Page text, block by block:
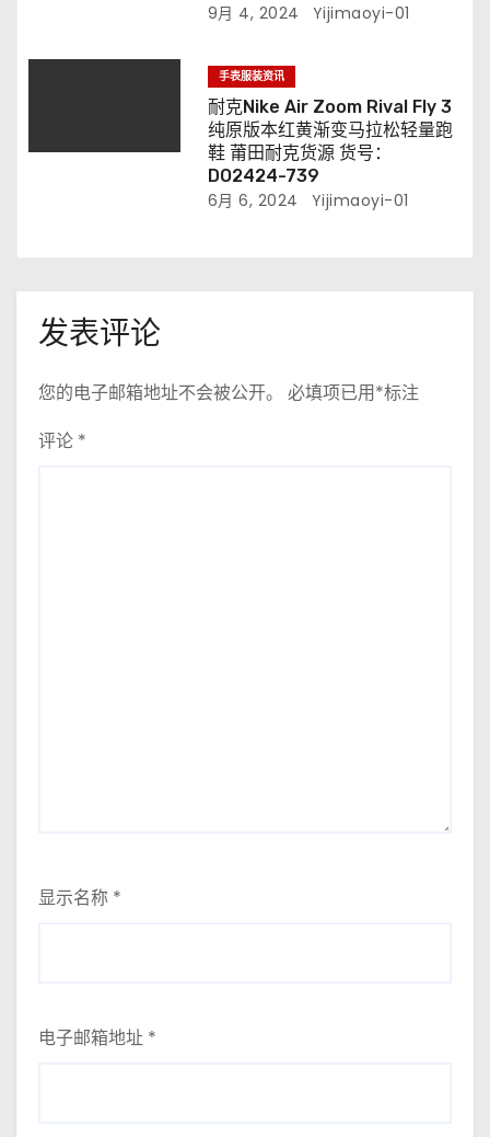
9月 4, 2024 Yijimaoyi-01
手表服装资讯
耐克Nike Air Zoom Rival Fly 3
纯原版本红黄渐变马拉松轻量跑
鞋 莆田耐克货源 货号：
DO2424-739
6月 6, 2024 Yijimaoyi-01
发表评论
您的电子邮箱地址不会被公开。 必填项已用*标注
评论 *
显示名称 *
电子邮箱地址 *